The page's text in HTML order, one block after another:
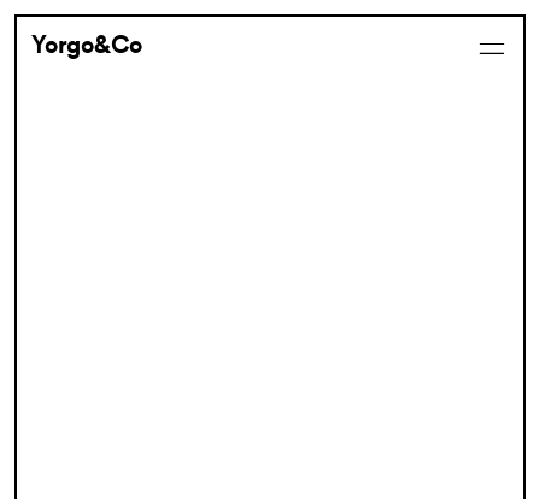
Yorgo&Co